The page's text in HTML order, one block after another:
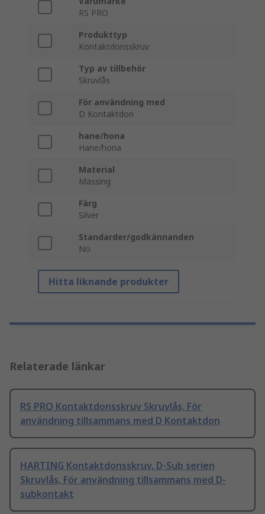
RS PRO
Produkttyp
Kontaktdonsskruv
Typ av tillbehör
Skruvlås
För användning med
D Kontaktdon
hane/hona
Hane/hona
Material
Mässing
Färg
Silver
Standarder/godkännanden
No
Hitta liknande produkter
Relaterade länkar
RS PRO Kontaktdonsskruv Skruvlås, För
användning tillsammans med D Kontaktdon
HARTING Kontaktdonsskruv, D-Sub serien
Skruvlås, För användning tillsammans med D-
subkontakt